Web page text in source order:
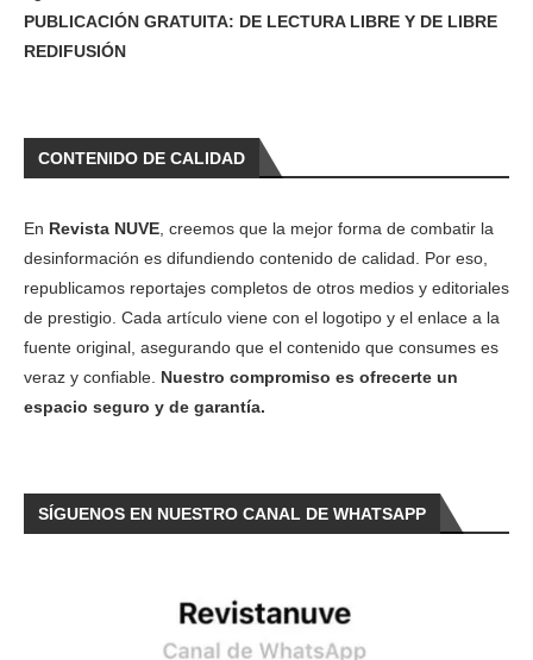
PUBLICACIÓN GRATUITA: DE LECTURA LIBRE Y DE LIBRE
REDIFUSIÓN
CONTENIDO DE CALIDAD
En Revista NUVE , creemos que la mejor forma de combatir la
desinformación es difundiendo contenido de calidad. Por eso,
republicamos reportajes completos de otros medios y editoriales
de prestigio. Cada artículo viene con el logotipo y el enlace a la
fuente original, asegurando que el contenido que consumes es
veraz y confiable. Nuestro compromiso es ofrecerte un
espacio seguro y de garantía.
SÍGUENOS EN NUESTRO CANAL DE WHATSAPP